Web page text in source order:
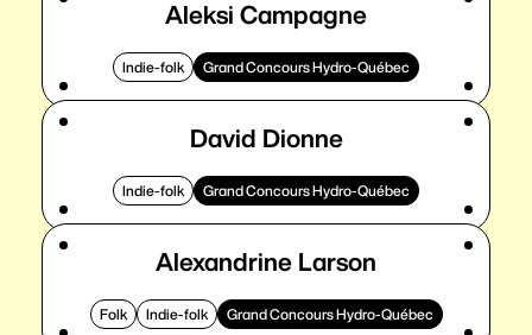
Aleksi Campagne
Indie-folk Grand Concours Hydro-Québec
David Dionne
Indie-folk Grand Concours Hydro-Québec
Alexandrine Larson
Folk Indie-folk Grand Concours Hydro-Québec